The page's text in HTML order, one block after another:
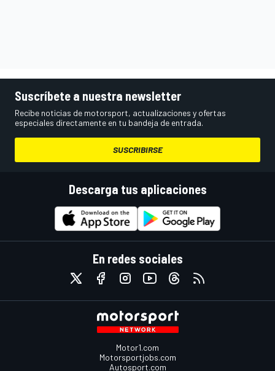
Suscríbete a nuestra newsletter
Recibe noticias de motorsport, actualizaciones y ofertas
especiales directamente en tu bandeja de entrada.
SUSCRIBIRSE
Descarga tus aplicaciones
En redes sociales
Motor1.com
Motorsportjobs.com
Autosport.com